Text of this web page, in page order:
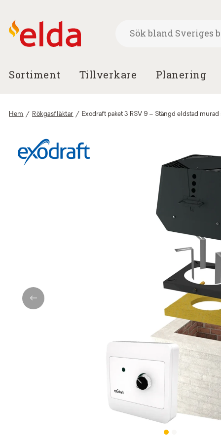
Sortiment Tillverkare Planering
Hem / Rökgasfläktar / Exodraft paket 3 RSV 9 – Stängd eldstad murad
Previous